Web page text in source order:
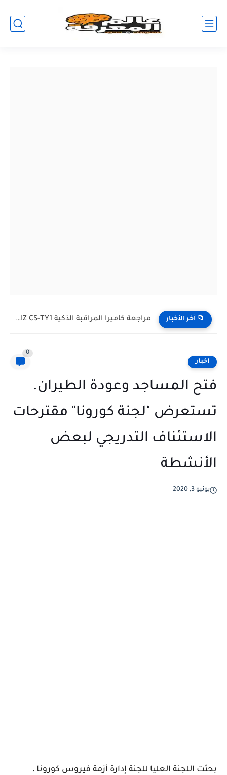
📁 آخر الأخبار مراجعة كاميرا المراقبة الذكية EZVIZ CS-TY1: حماية منزلك ومراقبة طفلك...
اخبار
0
فتح المساجد وعودة الطيران.
تستعرض "لجنة كورونا" مقترحات
الاستئناف التدريجي لبعض
الأنشطة
يونيو 3, 2020
بحثت اللجنة العليا للجنة إدارة أزمة فيروس كورونا ،